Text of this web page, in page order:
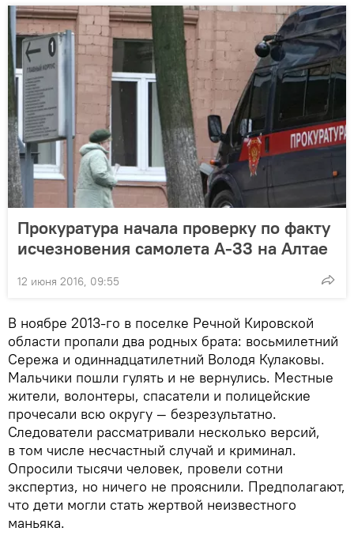
Прокуратура начала проверку по факту
исчезновения самолета А-33 на Алтае
12 июня 2016, 09:55
В ноябре 2013-го в поселке Речной Кировской
области пропали два родных брата: восьмилетний
Сережа и одиннадцатилетний Володя Кулаковы.
Мальчики пошли гулять и не вернулись. Местные
жители, волонтеры, спасатели и полицейские
прочесали всю округу — безрезультатно.
Следователи рассматривали несколько версий,
в том числе несчастный случай и криминал.
Опросили тысячи человек, провели сотни
экспертиз, но ничего не прояснили. Предполагают,
что дети могли стать жертвой неизвестного
маньяка.